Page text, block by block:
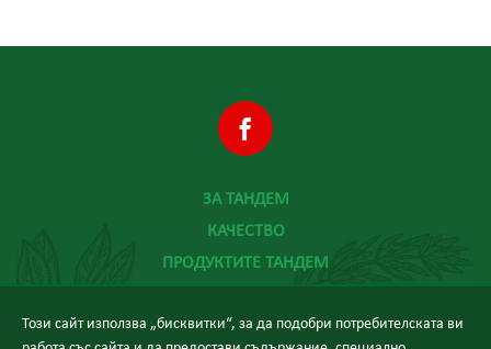
ЗА ТАНДЕМ
КАЧЕСТВО
ПРОДУКТИТЕ ТАНДЕМ
НОВИНИ
Този сайт използва „бисквитки“, за да подобри потребителската ви